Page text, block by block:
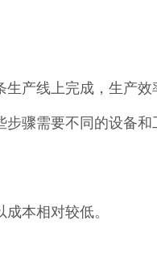
产线上完成，生产效
骤需要不同的设备和
本相对较低。